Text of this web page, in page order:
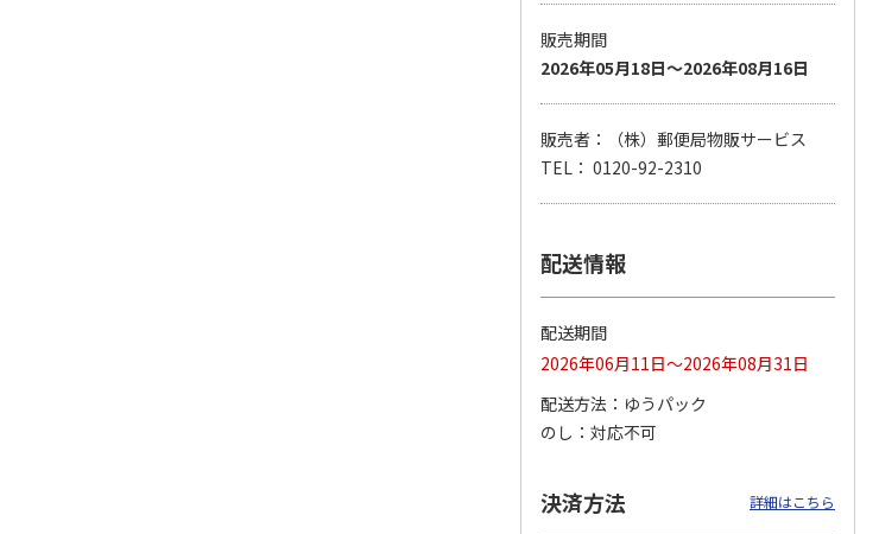
手】ハッピーグリー
【グリーティング切
手】グリーティング
円…
4.8（11）
5,500円
通切手・千鳥（1シ
11,000円
販売期間
2026年05月18日～2026年08月16日
販売者：（株）郵便局物販サービス
TEL： 0120-92-2310
配送情報
配送期間
2026年06月11日～2026年08月31日
配送方法
ゆうパック
のし
対応不可
決済方法 詳細はこちら